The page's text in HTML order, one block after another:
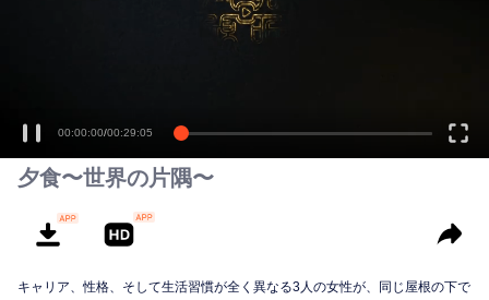
高解像度の映像•スピーディな再生へ
00:00:00/00:29:05
夕食〜世界の片隅〜
キャリア、性格、そして生活習慣が全く異なる3人の女性が、同じ屋根の下で